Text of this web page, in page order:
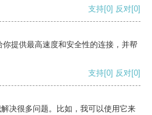
支持[0] 反对[0]
提供最高速度和安全性的连接，并帮
支持[0] 反对[0]
决很多问题。比如，我可以使用它来